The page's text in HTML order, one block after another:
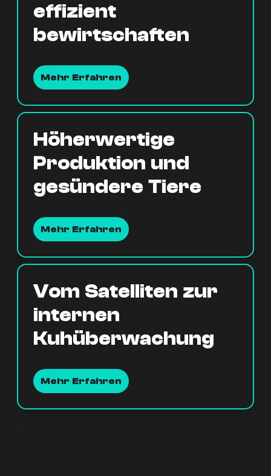
effizient
bewirtschaften
Mehr Erfahren
Höherwertige
Produktion und
gesündere Tiere
Mehr Erfahren
Vom Satelliten zur
internen
Kuhüberwachung
Mehr Erfahren